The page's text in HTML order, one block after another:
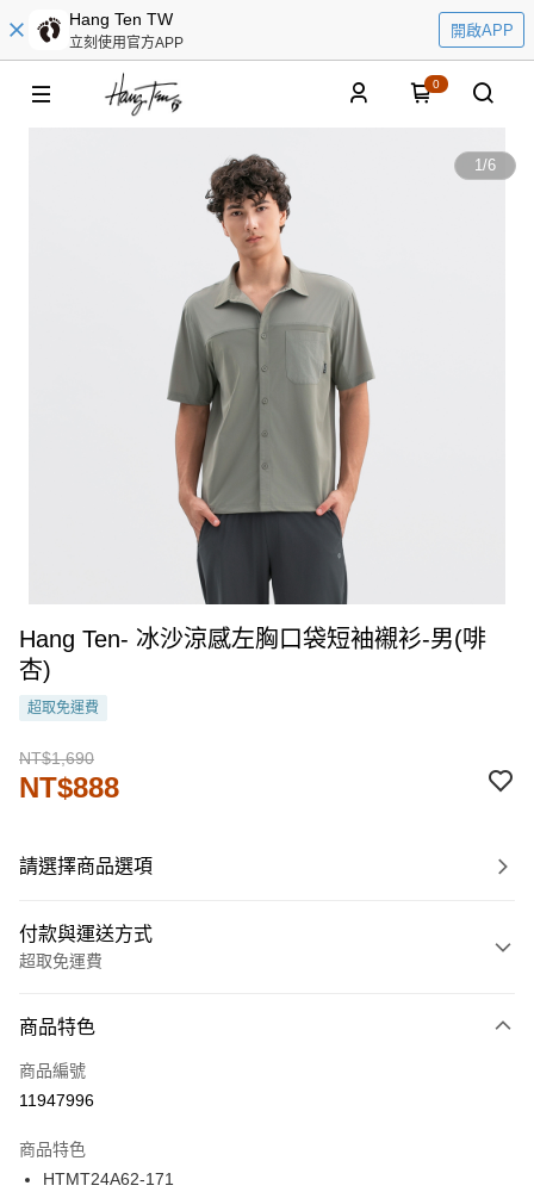
Hang Ten TW
立刻使用官方APP
開啟APP
0
1/6
Hang Ten- 冰沙涼感左胸口袋短袖襯衫-男(啡
杏)
超取免運費
NT$1,690
NT$888
請選擇商品選項
付款與運送方式
超取免運費
信用卡一次付款
LINE Pay
街口支付
商品特色
商品編號
11947996
商品特色
HTMT24A62-171